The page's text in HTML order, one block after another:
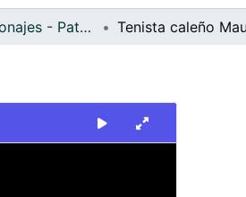
FFDO - Personajes - Patrimonial